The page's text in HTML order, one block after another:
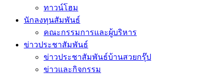
ทาวน์โฮม
นักลงทุนสัมพันธ์
คณะกรรมการและผู้บริหาร
ข่าวประชาสัมพันธ์
ข่าวประชาสัมพันธ์บ้านสวยกรุ๊ป
ข่าวและกิจกรรม